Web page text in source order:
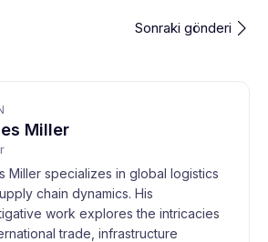
Sonraki gönderi
Miller
Miller specializes in global logistics
chain dynamics. His
work explores the intricacies
trade, infrastructure